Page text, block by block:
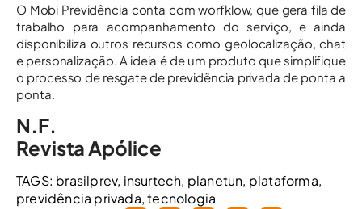
O Mobi Previdência conta com worfklow, que gera fila de
trabalho para acompanhamento do serviço, e ainda
disponibiliza outros recursos como geolocalização, chat
e personalização. A ideia é de um produto que simplifique
o processo de resgate de previdência privada de ponta a
ponta.
N.F.
Revista Apólice
TAGS: brasilprev, insurtech, planetun, plataforma,
previdência privada,tecnologia